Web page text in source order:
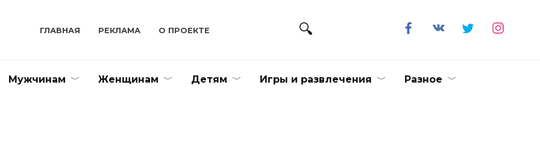
ГЛАВНАЯ РЕКЛАМА О ПРОЕКТЕ
Мужчинам Женщинам Детям Игры и развлечения Разное